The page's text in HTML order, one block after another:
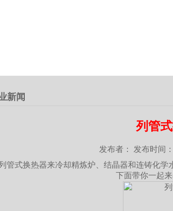
新闻
列管
发布者： 发布时间
管式换热器来冷却精炼炉、结晶器和连铸化学
下面带你一起